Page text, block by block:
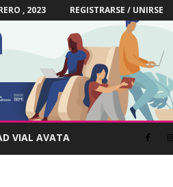
, 2023 REGISTRARSE / UNIRSE
VIAL AVATA